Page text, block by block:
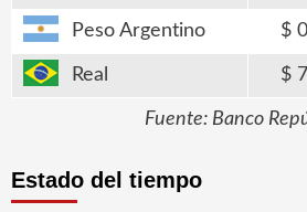
Peso Argentino
Real
Fuente: Banco
Estado del tiempo